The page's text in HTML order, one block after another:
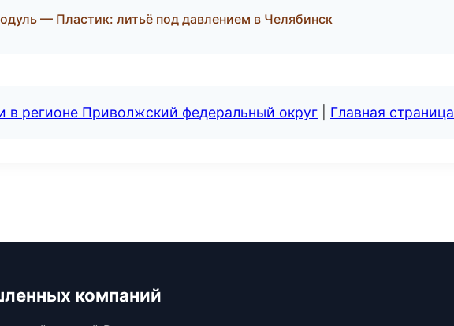
— Пластик: литьё под давлением в Челябинск
в регионе Приволжский федеральный округ Главная страница
компаний